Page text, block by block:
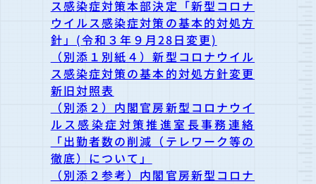
ス感染症対策本部決定「新型コロナ
ウイルス感染症対策の基本的対処方
針」(令和３年９月28日変更)
（別添１別紙４）新型コロナウイル
ス感染症対策の基本的対処方針変更
新旧対照表
（別添２）内閣官房新型コロナウイ
ルス感染症対策推進室長事務連絡
「出勤者数の削減（テレワーク等の
徹底）について」
（別添２参考）内閣官房新型コロナ